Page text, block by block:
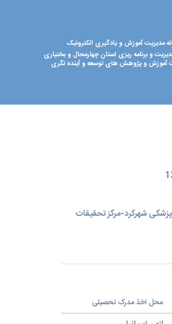
مدیریت آموزش و یادگیری الکترونیک
و برنامه ریزی استان چهارمحال و بختیاری
آموزش و پژوهش های توسعه و آینده نگری
شهرکرد-مرکز تحقیقات
محل اخذ مدرک تحصیلی